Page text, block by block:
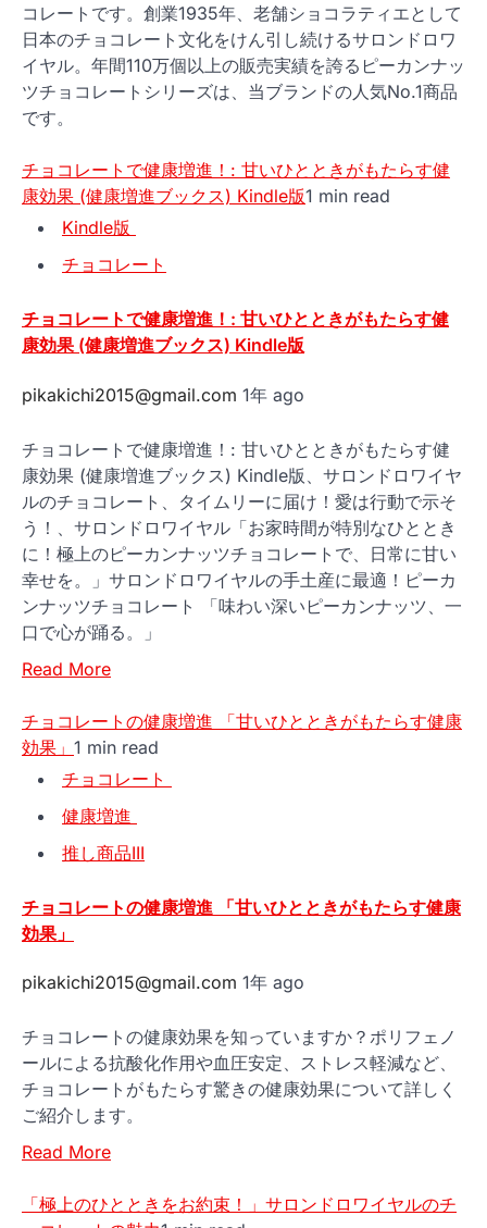
コレートです。創業1935年、老舗ショコラティエとして
日本のチョコレート文化をけん引し続けるサロンドロワ
イヤル。年間110万個以上の販売実績を誇るピーカンナッ
ツチョコレートシリーズは、当ブランドの人気No.1商品
です。
チョコレートで健康増進！: 甘いひとときがもたらす健
康効果 (健康増進ブックス) Kindle版1 min read
Kindle版
チョコレート
チョコレートで健康増進！: 甘いひとときがもたらす健
康効果 (健康増進ブックス) Kindle版
pikakichi2015@gmail.com 1年 ago
チョコレートで健康増進！: 甘いひとときがもたらす健
康効果 (健康増進ブックス) Kindle版、サロンドロワイヤ
ルのチョコレート、タイムリーに届け！愛は行動で示そ
う！、サロンドロワイヤル「お家時間が特別なひととき
に！極上のピーカンナッツチョコレートで、日常に甘い
幸せを。」サロンドロワイヤルの手土産に最適！ピーカ
ンナッツチョコレート 「味わい深いピーカンナッツ、一
口で心が踊る。」
Read More
チョコレートの健康増進 「甘いひとときがもたらす健康
効果」 1 min read
チョコレート
健康増進
推し商品III
チョコレートの健康増進 「甘いひとときがもたらす健康
効果」
pikakichi2015@gmail.com 1年 ago
チョコレートの健康効果を知っていますか？ポリフェノ
ールによる抗酸化作用や血圧安定、ストレス軽減など、
チョコレートがもたらす驚きの健康効果について詳しく
ご紹介します。
Read More
「極上のひとときをお約束！」サロンドロワイヤルのチ